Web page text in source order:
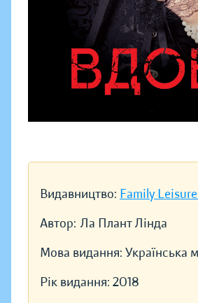
Видавництво: Family
Автор: Ла Плант Лінда
Мова видання: Українська
Рік видання: 2018